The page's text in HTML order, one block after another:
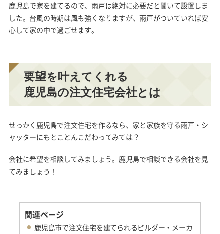
鹿児島で家を建てるので、雨戸は絶対に必要だと聞いて設置しま
した。台風の時期は風も強くなりますが、雨戸がついていれば安
心して家の中で過ごせます。
要望を叶えてくれる
鹿児島の注文住宅会社とは
せっかく鹿児島で注文住宅を作るなら、家と家族を守る雨戸・シ
ャッターにもとことんこだわってみては？
会社に希望を相談してみましょう。鹿児島で相談できる会社を見
てみましょう！
関連ページ
鹿児島市で注文住宅を建てられるビルダー・メーカ